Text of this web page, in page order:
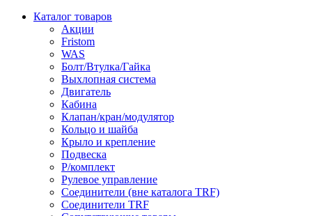
Каталог товаров
Акции
Fristom
WAS
Болт/Втулка/Гайка
Выхлопная система
Двигатель
Кабина
Клапан/кран/модулятор
Кольцо и шайба
Крыло и крепление
Подвеска
Р/комплект
Рулевое управление
Соединители (вне каталога TRF)
Соединители TRF